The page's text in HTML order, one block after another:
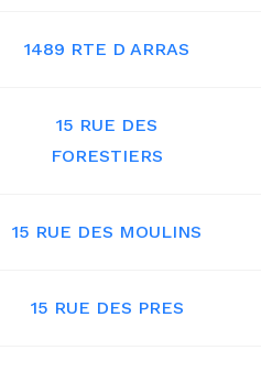
1489 RTE D ARRAS
15 RUE DES
FORESTIERS
15 RUE DES MOULINS
15 RUE DES PRES